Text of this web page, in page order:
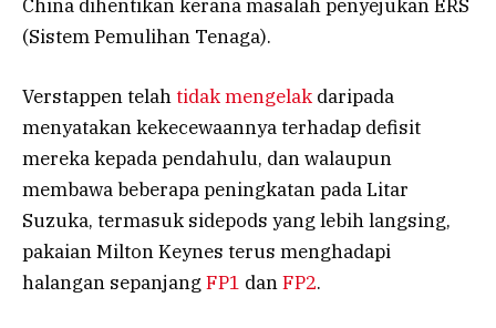
China dihentikan kerana masalah penyejukan ERS
(Sistem Pemulihan Tenaga).
Verstappen telahtidak mengelak daripada
menyatakan kekecewaannya terhadap defisit
mereka kepada pendahulu, dan walaupun
membawa beberapa peningkatan pada Litar
Suzuka, termasuk sidepods yang lebih langsing,
pakaian Milton Keynes terus menghadapi
halangan sepanjang FP1 danFP2.